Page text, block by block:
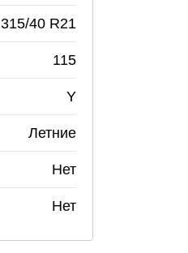
315/40 R21
115
Y
Летние
Нет
Нет